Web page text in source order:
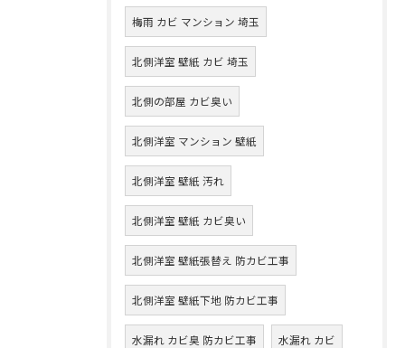
梅雨 カビ マンション 埼玉
北側洋室 壁紙 カビ 埼玉
北側の部屋 カビ臭い
北側洋室 マンション 壁紙
北側洋室 壁紙 汚れ
北側洋室 壁紙 カビ臭い
北側洋室 壁紙張替え 防カビ工事
北側洋室 壁紙下地 防カビ工事
水漏れ カビ臭 防カビ工事 水漏れ カビ